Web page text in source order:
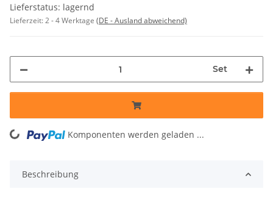
Lieferstatus: lagernd
Lieferzeit:2 - 4 Werktage (DE - Ausland abweichend)
Set
Komponenten werden geladen ...
Beschreibung